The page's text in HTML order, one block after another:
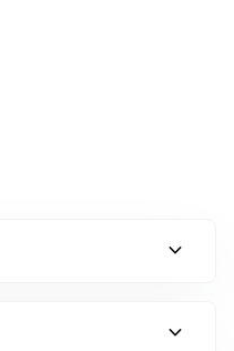
expand_more
expand_more